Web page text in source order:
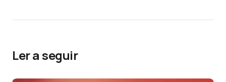
Ler a seguir